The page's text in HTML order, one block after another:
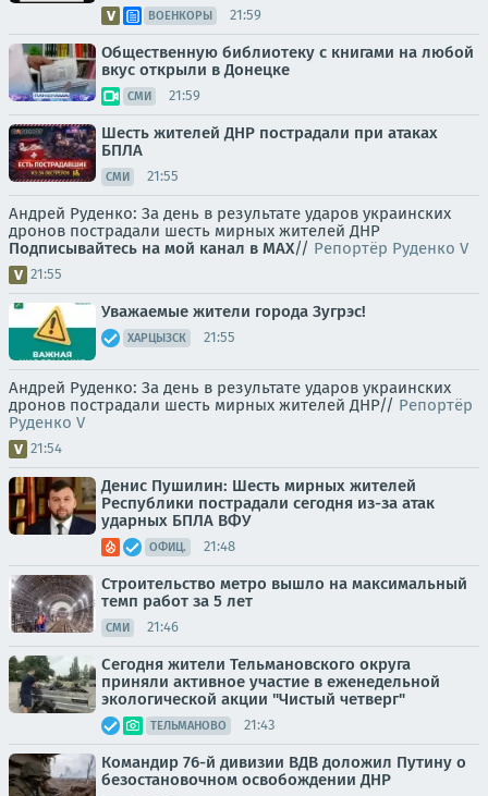
ВОЕНКОРЫ 21:59
Общественную библиотеку с книгами на любой
вкус открыли в Донецке
СМИ 21:59
Шесть жителей ДНР пострадали при атаках
БПЛА
СМИ 21:55
Андрей Руденко: За день в результате ударов украинских
дронов пострадали шесть мирных жителей ДНР
Подписывайтесь на мой канал в MAX// Репортёр Руденко V
21:55
Уважаемые жители города Зугрэс!
ХАРЦЫЗСК 21:55
Андрей Руденко: За день в результате ударов украинских
дронов пострадали шесть мирных жителей ДНР// Репортёр
Руденко V
21:54
Денис Пушилин: Шесть мирных жителей
Республики пострадали сегодня из-за атак
ударных БПЛА ВФУ
ОФИЦ. 21:48
Строительство метро вышло на максимальный
темп работ за 5 лет
СМИ 21:46
Сегодня жители Тельмановского округа
приняли активное участие в еженедельной
экологической акции "Чистый четверг"
ТЕЛЬМАНОВО 21:43
Командир 76-й дивизии ВДВ доложил Путину о
безостановочном освобождении ДНР